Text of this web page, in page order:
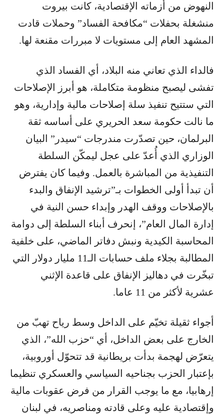
النهوض من أزماته الإقتصادية، كانت بيروت
منشغلة بحفلات “مكافحة الفساد” وحملات قادت
المشهد العام إلى مستويات لا مبررات مقنعة لها.
فالداء الذي تعاني منه البلاد، أي الفساد الذي
تفشى ليصبح منظومة متكاملة، هو أبرز الإصلاحات
التي ستتيح تنفيذ سلة إصلاحات مالية وإدارية، وهو
ما نالت حكومة سعد الحريري على أساسه ثقة
البرلمان، حين تصدّرت مندرجات “سيدر” البيان
الوزاري الذي أُعدّ على عجل ليمكّن السلطة
التنفيذية من المباشرة بالعمل. وفيما كان يفترض
أن تبدأ أولى الخطوات بـ”ترشيد الإنفاق والبدء
بالإصلاحات ووقف الهدر وإبداء حسن النية في
إدارة المال العام”، إنحرف أبناء السلطة إلى دوامة
المحاسبة الكيدية ونبش دفاتر الماضي، على خلفية
المطالبة بجلاء ملف حسابات الـ11 مليار دولار التي
تبخّرت في دهاليز الإنفاق على قاعدة الإثني
عشرية لأكثر من 11 عاما.
أجواء ثقيلة تخيّم على الداخل وسط رياح تهبّ من
الخارج على بعض الداخل، أي “حزب الله”، الذي
يتعرّض لهجمة بدأت بريطانية قد تتحوّل أوروبية،
بإعتبار الحزب بجناحيه السياسي والعسكري تنظيما
إرهابيا، مع ما يوجب القرار من فرض عقوبات مالية
وإقتصادية عليه وعلى قادته ومناصريه، في لبنان